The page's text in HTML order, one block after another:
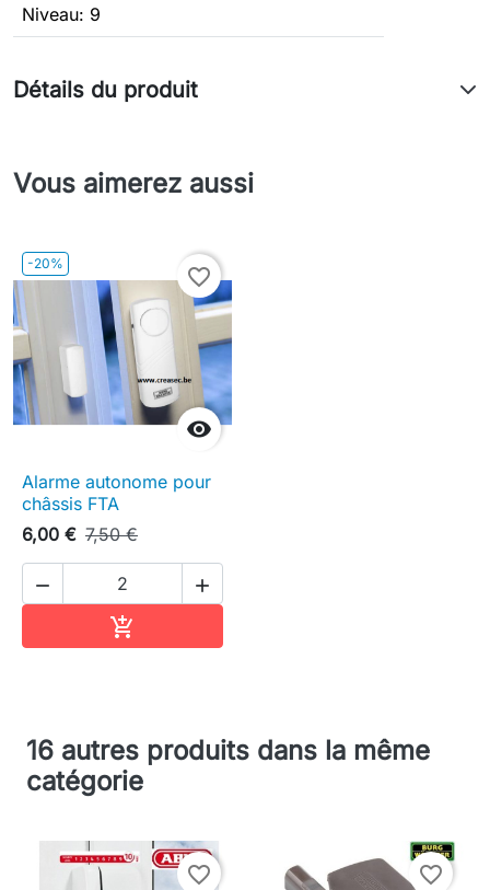
Niveau: 9
Détails du produit
Vous aimerez aussi
-20%

favorite_border
Alarme autonome pour
châssis FTA
6,00 € 7,50 €
 

16 autres produits dans la même
catégorie
favorite_border favorite_border